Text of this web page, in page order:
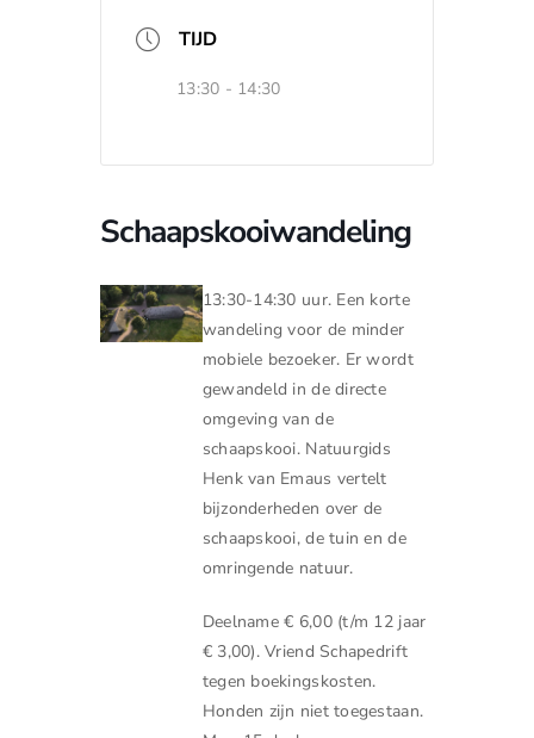
TIJD
13:30 - 14:30
Schaapskooiwandeling
13:30-14:30 uur. Een korte
wandeling voor de minder
mobiele bezoeker. Er wordt
gewandeld in de directe
omgeving van de
schaapskooi. Natuurgids
Henk van Emaus vertelt
bijzonderheden over de
schaapskooi, de tuin en de
omringende natuur.
Deelname € 6,00 (t/m 12 jaar
€ 3,00). Vriend Schapedrift
tegen boekingskosten.
Honden zijn niet toegestaan.